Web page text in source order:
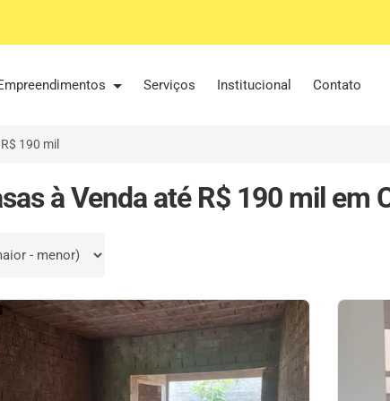
Serviços Institucional Contato
190 mil
à Venda até R$ 190 mil em